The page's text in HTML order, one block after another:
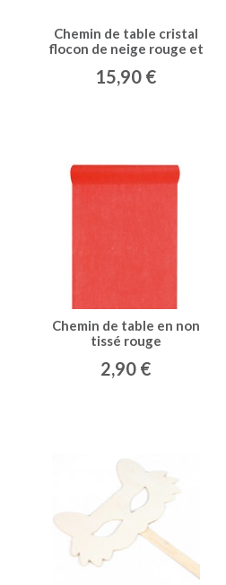
Chemin de table cristal
flocon de neige rouge et
15,90 €
Chemin de table en non
tissé rouge
2,90 €